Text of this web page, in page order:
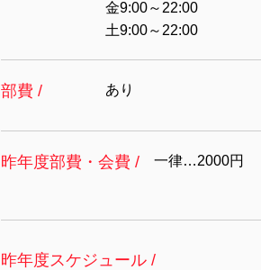
金9:00～22:00
土9:00～22:00
部費 / あり
昨年度部費・会費 / 一律…2000円
昨年度スケジュール /